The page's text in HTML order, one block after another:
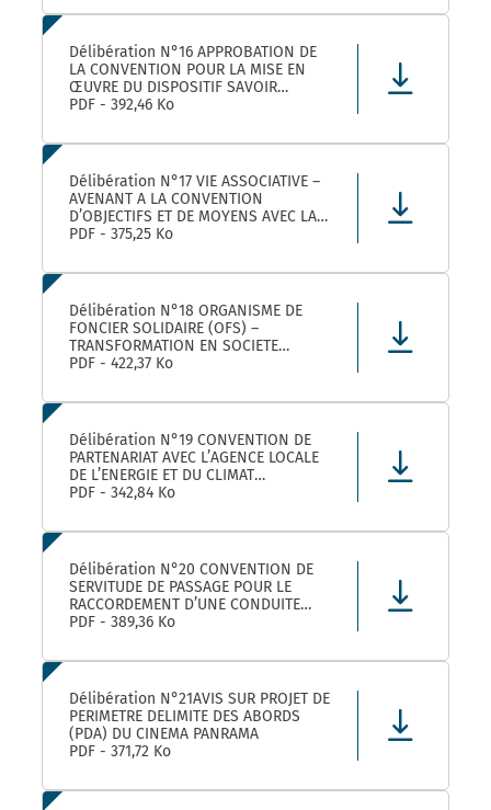
Délibération N°16 APPROBATION DE
LA CONVENTION POUR LA MISE EN
ŒUVRE DU DISPOSITIF SAVOIR
ROULER A VELO AVEC MONTPELLIER
PDF - 392,46 Ko
Délibération N°17 VIE ASSOCIATIVE –
AVENANT A LA CONVENTION
D’OBJECTIFS ET DE MOYENS AVEC LA
FEDERATION REGIONALE DES
CULTURE OCCITANIE POUR L’ANNEE
CONVENTION DE PARTENARIAT SIGNEE
POUR LA
PDF - 375,25 Ko
Délibération N°18 ORGANISME DE
FONCIER SOLIDAIRE (OFS) –
TRANSFORMATION EN SOCIETE
COOPERATIVE D’INTERET COLLECTIF
CAPITAL – APPROBATION –
PDF - 422,37 Ko
Délibération N°19 CONVENTION DE
PARTENARIAT AVEC L’AGENCE LOCALE
DE L’ENERGIE ET DU CLIMAT
MONTPELLIER METROPOLE :
PDF - 342,84 Ko
Délibération N°20 CONVENTION DE
SERVITUDE DE PASSAGE POUR LE
RACCORDEMENT D’UNE CONDUITE
EAUX PLUVIALES DANS LE CADRE DE
AVENUE DE L’EUROPE SUR LA
PDF - 389,36 Ko
Délibération N°21AVIS SUR PROJET DE
PERIMETRE DELIMITE DES ABORDS
(PDA) DU CINEMA PANRAMA
PDF - 371,72 Ko